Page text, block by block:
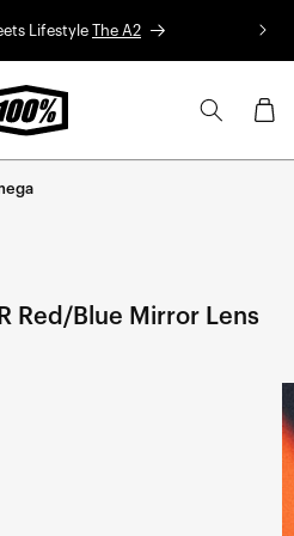
Lifestyle The A2
Panier
Red/Blue Mirror Lens